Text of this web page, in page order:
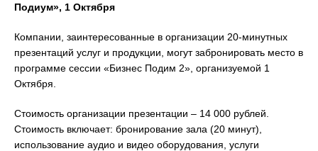
Подиум», 1 Октября
Компании, заинтересованные в организации 20-минутных
презентаций услуг и продукции, могут забронировать место в
программе сессии «Бизнес Подим 2», организуемой 1
Октября.
Стоимость организации презентации – 14 000 рублей.
Стоимость включает: бронирование зала (20 минут),
использование аудио и видео оборудования, услуги